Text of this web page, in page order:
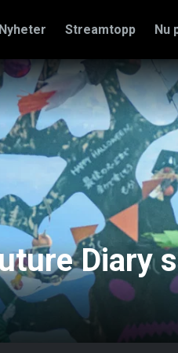
Nyheter Streamtopp Nu
Diary